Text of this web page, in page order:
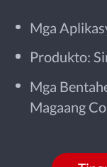
Mga
Produkto:
Mga
Magaang